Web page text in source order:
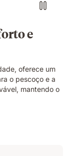
e
oferece um
o pescoço e a
mantendo o